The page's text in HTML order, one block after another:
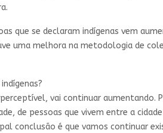
que se declaram indígenas vem
uma melhora na metodologia de
vai continuar
de pessoas que vivem entre a
conclusão é que vamos continuar